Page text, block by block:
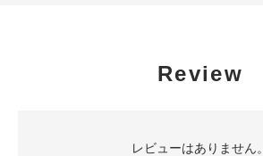
Review
レビューはありません。